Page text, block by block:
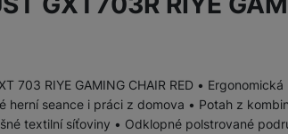
703 RIYE GAMING CHAIR RED •
herní seance i práci z domova • Potah z
textilní síťoviny • Odklopné polstrované